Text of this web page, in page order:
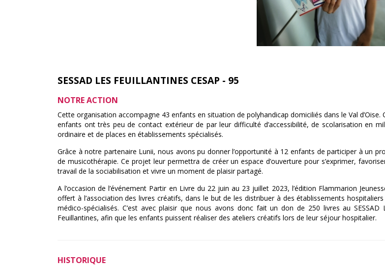
SESSAD LES FEUILLANTINES CESAP - 95
NOTRE ACTION
Cette organisation accompagne 43 enfants en situation de polyhandicap domiciliés dans le Val d’Oise.
enfants ont très peu de contact extérieur de par leur difficulté d’accessibilité, de scolarisation en
ordinaire et de places en établissements spécialisés.
Grâce à notre partenaire Lunii, nous avons pu donner l’opportunité à 12 enfants de participer à un
de musicothérapie. Ce projet leur permettra de créer un espace d’ouverture pour s’exprimer,
travail de la sociabilisation et vivre un moment de plaisir partagé.
A l’occasion de l’événement Partir en Livre du 22 juin au 23 juillet 2023, l’édition Flammarion
offert à l’association des livres créatifs, dans le but de les distribuer à des établissements
médico-spécialisés. C’est avec plaisir que nous avons donc fait un don de 250 livres au SESSAD
Feuillantines, afin que les enfants puissent réaliser des ateliers créatifs lors de leur séjour hospitalier.
HISTORIQUE